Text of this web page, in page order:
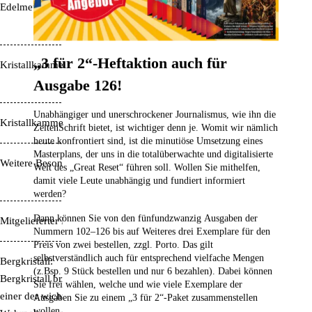
Edelmetall Wirkung
Aktiviert, Mut, zu sich
stehen
Kristallkammer Mitte
Bergkristall oder
Kristallkammer Außen Titan (ohne Stein)
Weitere Besonderheiten
Wirbelkammern aus reinem
Titan
Mitgelieferter Duschgriff silber
Bergkristall:
Bergkristall bringt Reinheit/Klarheit und spendet Vitalität/Kraft. Als
einer der wichtigsten Harmonie- & Heilsteine verbessert er die
„3 für 2“-Heftaktion auch für
Ausgabe 126!
Unabhängiger und unerschrockener Journalismus, wie ihn die
ZeitenSchrift bietet, ist wichtiger denn je. Womit wir nämlich
heute konfrontiert sind, ist die minutiöse Umsetzung eines
Masterplans, der uns in die totalüberwachte und digitalisierte
Welt des „Great Reset“ führen soll. Wollen Sie mithelfen,
damit viele Leute unabhängig und fundiert informiert
werden?
Dann können Sie von den fünfundzwanzig Ausgaben der
Nummern 102–126 bis auf Weiteres drei Exemplare für den
Preis von zwei bestellen, zzgl. Porto. Das gilt
selbstverständlich auch für entsprechend vielfache Mengen
(z.Bsp. 9 Stück bestellen und nur 6 bezahlen). Dabei können
Sie frei wählen, welche und wie viele Exemplare der
Ausgaben Sie zu einem „3 für 2“-Paket zusammenstellen